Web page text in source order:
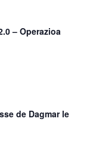
– Operazioa
de Dagmar le